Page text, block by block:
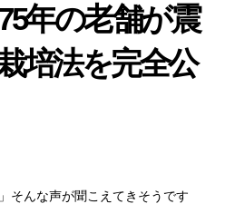
年の老舗が震
培法を完全公
そんな声が聞こえてきそうです